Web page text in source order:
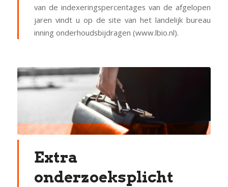
van de indexeringspercentages van de afgelopen
jaren vindt u op de site van het landelijk bureau
inning onderhoudsbijdragen (www.lbio.nl).
Extra
onderzoeksplicht